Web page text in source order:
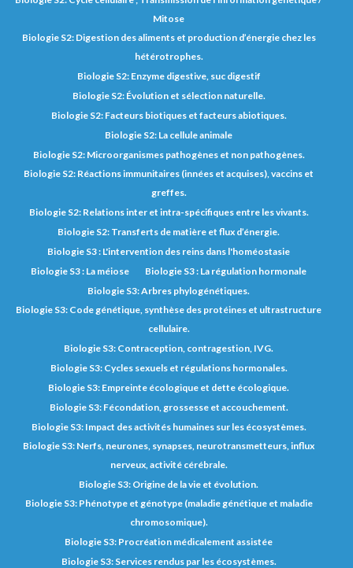
Mitose
Biologie S2: Digestion des aliments et production d’énergie chez les
hétérotrophes.
Biologie S2: Enzyme digestive, suc digestif
Biologie S2: Évolution et sélection naturelle.
Biologie S2: Facteurs biotiques et facteurs abiotiques.
Biologie S2: La cellule animale
Biologie S2: Microorganismes pathogènes et non pathogènes.
Biologie S2: Réactions immunitaires (innées et acquises), vaccins et
greffes.
Biologie S2: Relations inter et intra-spécifiques entre les vivants.
Biologie S2: Transferts de matière et flux d’énergie.
Biologie S3 : L'intervention des reins dans l'homéostasie
Biologie S3 : La méiose
Biologie S3 : La régulation hormonale
Biologie S3: Arbres phylogénétiques.
Biologie S3: Code génétique, synthèse des protéines et ultrastructure
cellulaire.
Biologie S3: Contraception, contragestion, IVG.
Biologie S3: Cycles sexuels et régulations hormonales.
Biologie S3: Empreinte écologique et dette écologique.
Biologie S3: Fécondation, grossesse et accouchement.
Biologie S3: Impact des activités humaines sur les écosystèmes.
Biologie S3: Nerfs, neurones, synapses, neurotransmetteurs, influx
nerveux, activité cérébrale.
Biologie S3: Origine de la vie et évolution.
Biologie S3: Phénotype et génotype (maladie génétique et maladie
chromosomique).
Biologie S3: Procréation médicalement assistée
Biologie S3: Services rendus par les écosystèmes.